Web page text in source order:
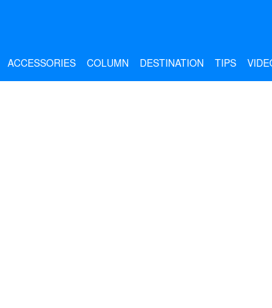
ACCESSORIES COLUMN DESTINATION TIPS